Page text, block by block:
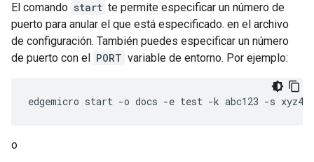
El comando start te permite especificar un número de
puerto para anular el que está especificado. en el archivo
de configuración. También puedes especificar un número
de puerto con el PORT variable de entorno. Por ejemplo:
edgemicro start -o docs -e test -k abc123 -s
o